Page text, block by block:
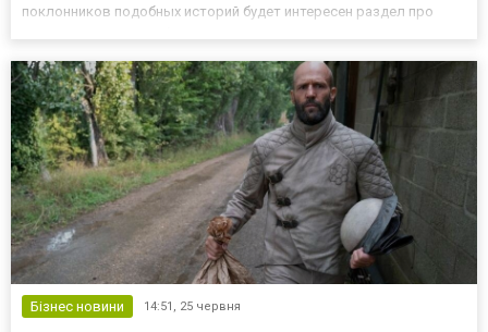
поклонников подобных историй будет интересен раздел про
Многие из них делают ста...
Бізнес новини 14:51, 25 червня